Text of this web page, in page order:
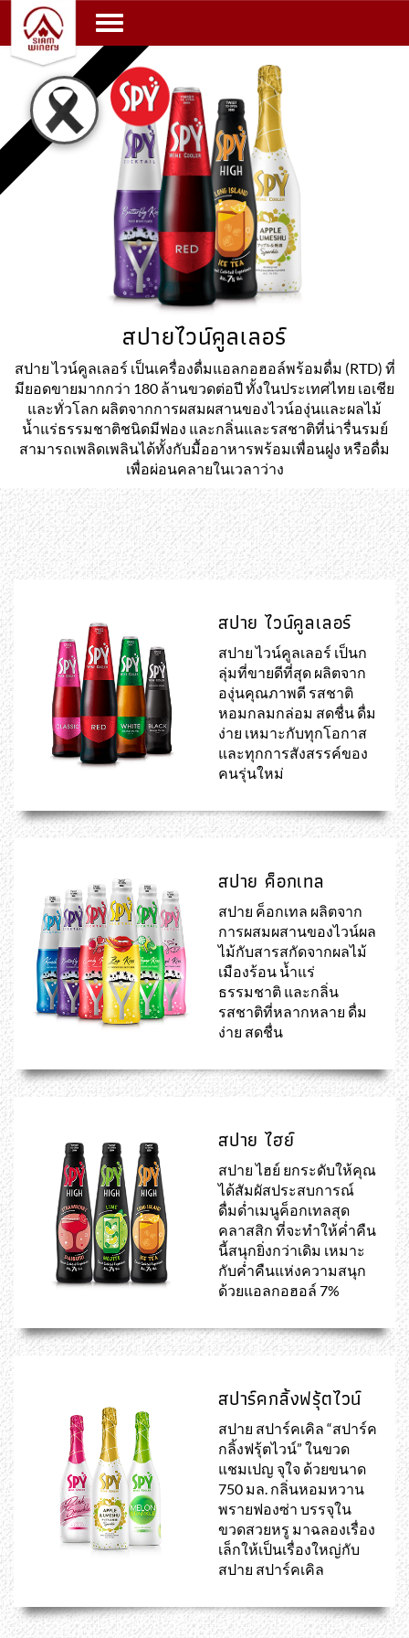
Toggle navigation
สปายไวน์คูลเลอร์
สปาย ไวน์คูลเลอร์ เป็นเครื่องดื่มแอลกอฮอล์พร้อมดื่ม (RTD) ที่
มียอดขายมากกว่า 180 ล้านขวดต่อปี ทั้งในประเทศไทย เอเชีย
และทั่วโลก ผลิตจากการผสมผสานของไวน์องุ่นและผลไม้
น้ำแร่ธรรมชาติชนิดมีฟอง และกลิ่นและรสชาติที่น่ารื่นรมย์
สามารถเพลิดเพลินได้ทั้งกับมื้ออาหารพร้อมเพื่อนฝูง หรือดื่ม
เพื่อผ่อนคลายในเวลาว่าง
สปาย ไวน์คูลเลอร์
สปาย ไวน์คูลเลอร์ เป็นก
ลุ่มที่ขายดีที่สุด ผลิตจาก
องุ่นคุณภาพดี รสชาติ
หอมกลมกล่อม สดชื่น ดื่ม
ง่าย เหมาะกับทุกโอกาส
และทุกการสังสรรค์ของ
คนรุ่นใหม่
สปาย ค็อกเทล
สปาย ค็อกเทล ผลิตจาก
การผสมผสานของไวน์ผล
ไม้กับสารสกัดจากผลไม้
เมืองร้อน น้ำแร่
ธรรมชาติ และกลิ่น
รสชาติที่หลากหลาย ดื่ม
ง่าย สดชื่น
สปาย ไฮย์
สปาย ไฮย์ ยกระดับให้คุณ
ได้สัมผัสประสบการณ์
ดื่มด่ำเมนูค็อกเทลสุด
คลาสสิก ที่จะทำให้ค่ำคืน
นี้สนุกยิ่งกว่าเดิม เหมาะ
กับค่ำคืนแห่งความสนุก
ด้วยแอลกอฮอล์ 7%
สปาร์คกลิ้งฟรุ้ตไวน์
สปาย สปาร์คเคิล “สปาร์ค
กลิ้งฟรุ้ตไวน์” ในขวด
แชมเปญ จุใจ ด้วยขนาด
750 มล. กลิ่นหอมหวาน
พรายฟองซ่า บรรจุใน
ขวดสวยหรู มาฉลองเรื่อง
เล็กให้เป็นเรื่องใหญ่กับ
สปาย สปาร์คเคิล